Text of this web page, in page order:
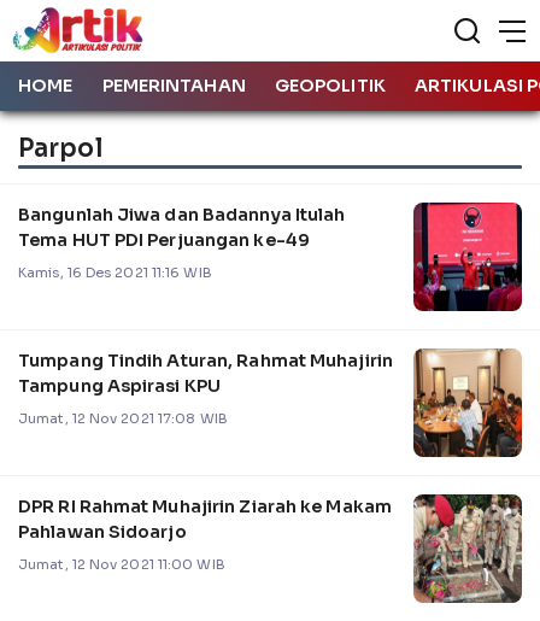
HOME PEMERINTAHAN GEOPOLITIK ARTIKULASI
Parpol
Bangunlah Jiwa dan Badannya Itulah
Tema HUT PDI Perjuangan ke-49
Kamis, 16 Des 2021 11:16 WIB
Tumpang Tindih Aturan, Rahmat Muhajirin
Tampung Aspirasi KPU
Jumat, 12 Nov 2021 17:08 WIB
DPR RI Rahmat Muhajirin Ziarah ke Makam
Pahlawan Sidoarjo
Jumat, 12 Nov 2021 11:00 WIB